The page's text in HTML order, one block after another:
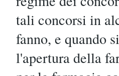
tali concorsi in
fanno, e quando
l'apertura della